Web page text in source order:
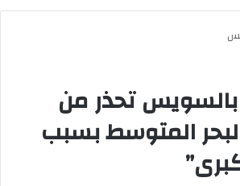
بالسويس تحذر من
المتوسط بسبب